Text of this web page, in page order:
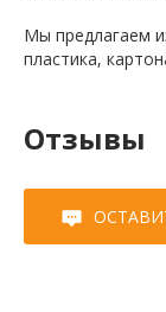
Мы предлагаем
пластика,
Отзывы